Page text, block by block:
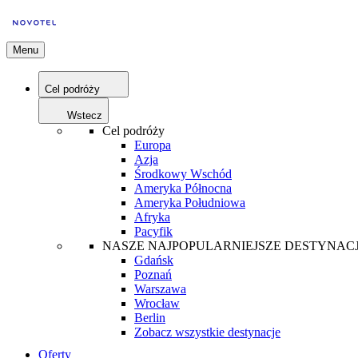
Menu
Cel podróży
Wstecz
Cel podróży
Europa
Azja
Środkowy Wschód
Ameryka Północna
Ameryka Południowa
Afryka
Pacyfik
NASZE NAJPOPULARNIEJSZE
Gdańsk
Poznań
Warszawa
Wrocław
Berlin
Zobacz wszystkie destynacje
Oferty